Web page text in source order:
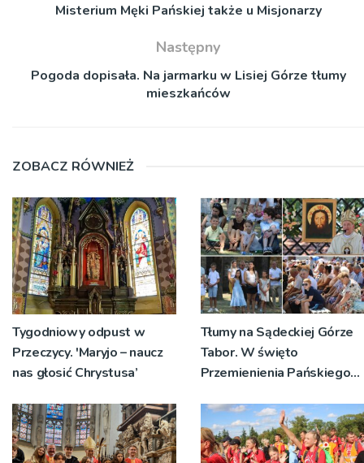
Misterium Męki Pańskiej także u Misjonarzy
Następny
Pogoda dopisała. Na jarmarku w Lisiej Górze tłumy
mieszkańców
ZOBACZ RÓWNIEŻ
Tygodniowy odpust w
Przeczycy. 'Maryjo – naucz
nas głosić Chrystusa’
Tłumy na Sądeckiej Górze
Tabor. W święto
Przemienienia Pańskiego
znaczeniu Sakramentów
[ZDJĘCIA]